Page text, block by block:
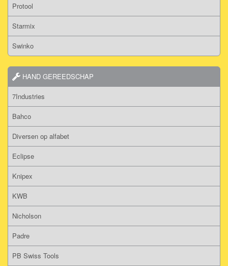
Protool
Starmix
Swinko
HAND GEREEDSCHAP
7Industries
Bahco
Diversen op alfabet
Eclipse
Knipex
KWB
Nicholson
Padre
PB Swiss Tools